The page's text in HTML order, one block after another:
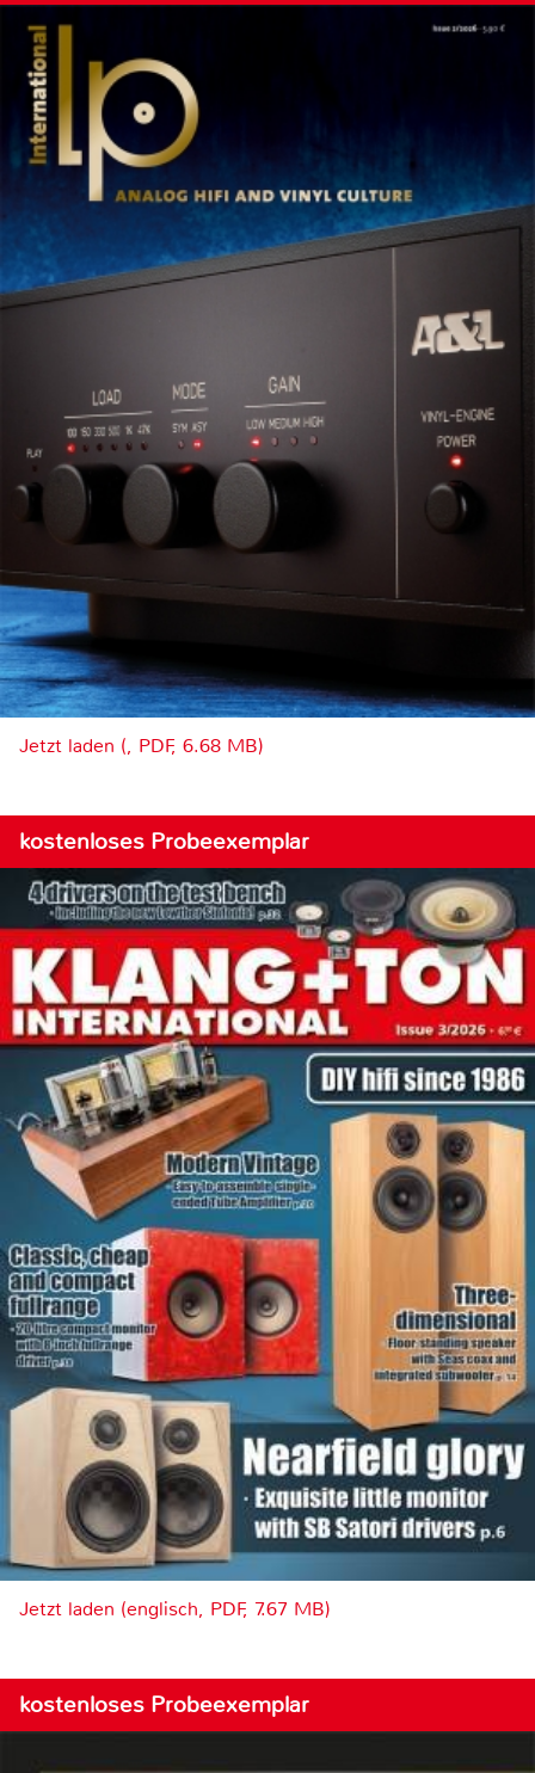
Jetzt laden (, PDF, 6.68 MB)
kostenloses Probeexemplar
Jetzt laden (englisch, PDF, 7.67 MB)
kostenloses Probeexemplar